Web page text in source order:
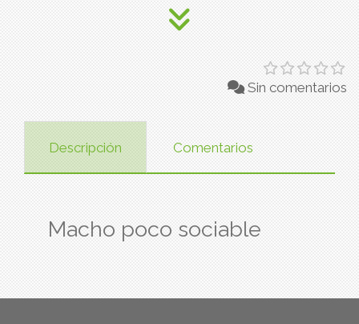
Sin comentarios
Descripción Comentarios
Macho poco sociable